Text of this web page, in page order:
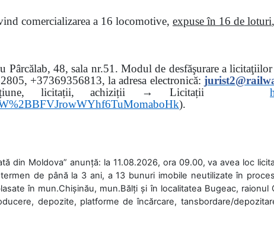
comercializarea a 16 locomotive, expuse în 16 de loturi
Pârcălab, 48, sala nr.51.Modul de desfăşurare a
+37369356813, la adresa electronică:
licitații, achiziții → Licitații
).
din Moldova” anunță: la 11.08.2026, ora 09.00, va avea loc
de până la 3 ani, a 13 bunuri imobile neutilizate în
în mun.Chișinău, mun.Bălți și în localitatea Bugeac, raionul
depozite, platforme de încărcare, tansbordare/